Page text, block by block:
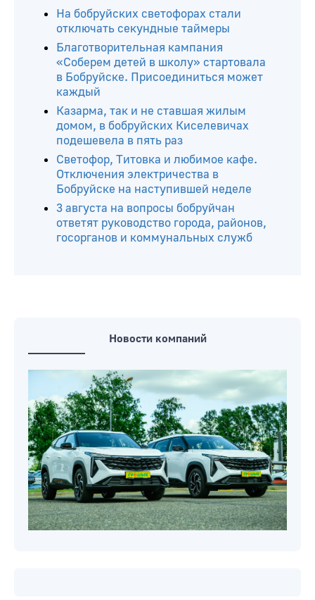
Читайте ещё
На бобруйских светофорах стали
отключать секундные таймеры
Благотворительная кампания
«Соберем детей в школу» стартовала
в Бобруйске. Присоединиться может
каждый
Казарма, так и не ставшая жилым
домом, в бобруйских Киселевичах
подешевела в пять раз
госорганов и коммунальных служб
Новости компаний